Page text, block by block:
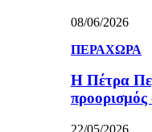
08/06/2026
ΠΕΡΑΧΩΡΑ
Η Πέτρα